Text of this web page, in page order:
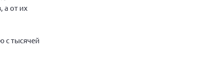
а от их
с тысячей